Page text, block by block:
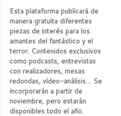
Esta plataforma publicará de
manera gratuita diferentes
piezas de interés para los
amantes del fantástico y el
terror. Contenidos exclusivos
como podcasts, entrevistas
con realizadores, mesas
redondas, vídeo-análisis… Se
incorporarán a partir de
noviembre, pero estarán
disponibles todo el año.